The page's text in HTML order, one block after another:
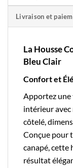
Livraison et
La Housse
Bleu Clair
Confort et
Apportez une
intérieur
côtelé,
Conçue pour
canapé, cette
résultat